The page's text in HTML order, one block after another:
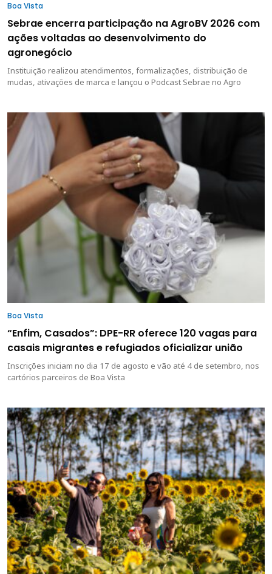
Boa Vista
Sebrae encerra participação na AgroBV 2026 com
ações voltadas ao desenvolvimento do
agronegócio
Instituição realizou atendimentos, formalizações, distribuição de
mudas, ativações de marca e lançou o Podcast Sebrae no Agro
Boa Vista
“Enfim, Casados”: DPE-RR oferece 120 vagas para
casais migrantes e refugiados oficializar união
Inscrições iniciam no dia 17 de agosto e vão até 4 de setembro, nos
cartórios parceiros de Boa Vista